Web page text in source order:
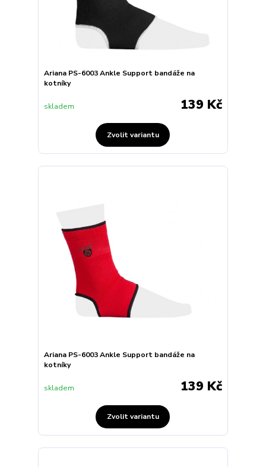
Ariana PS-6003 Ankle Support bandáže na
kotníky
139 Kč
skladem
Zvolit variantu
Ariana PS-6003 Ankle Support bandáže na
kotníky
139 Kč
skladem
Zvolit variantu